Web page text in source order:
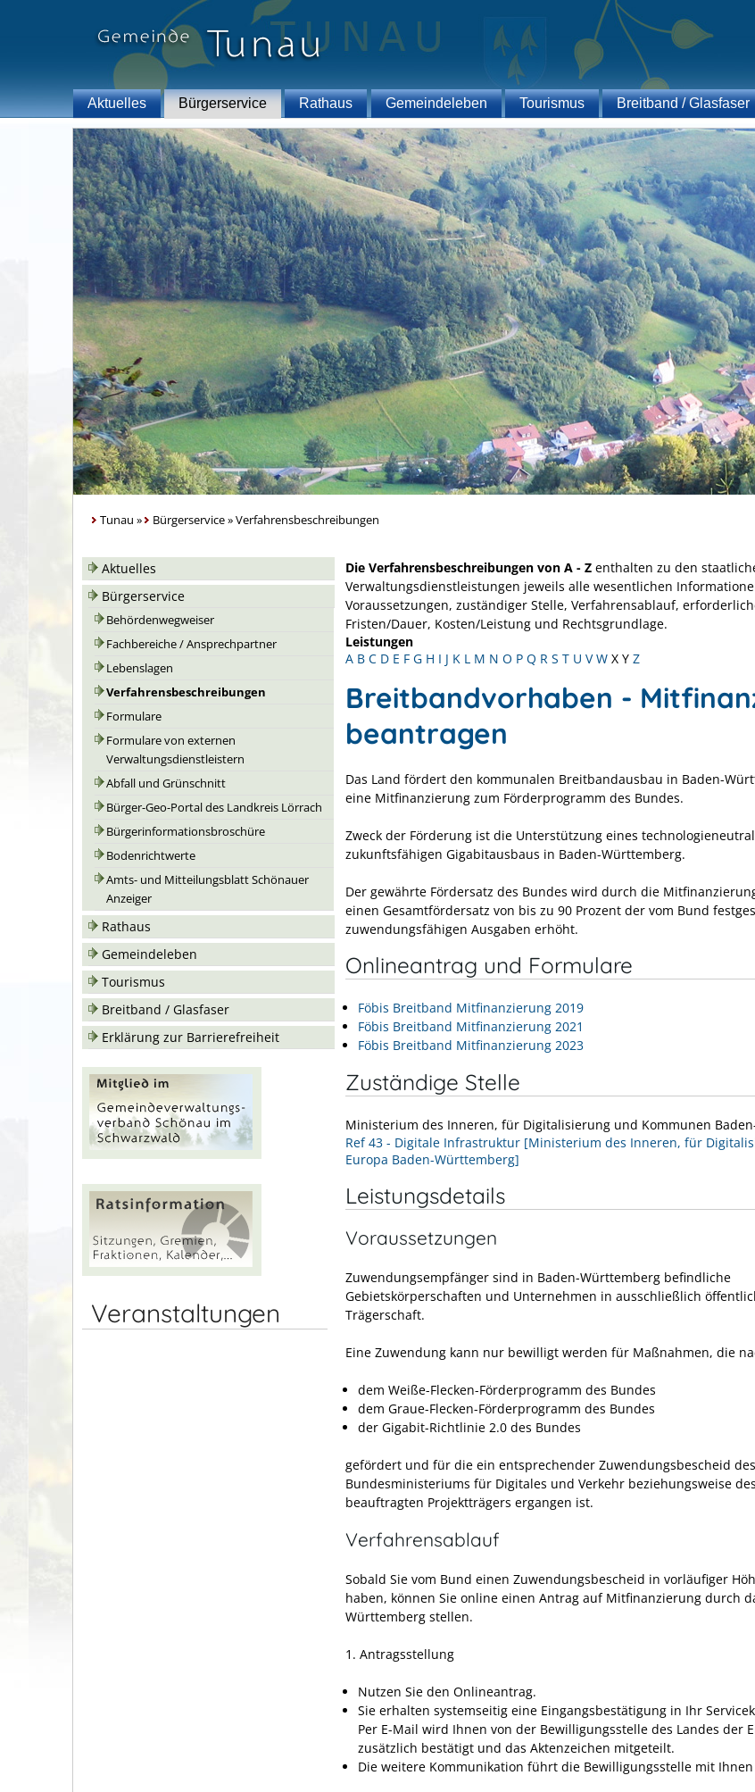
Aktuelles Bürgerservice Rathaus Gemeindeleben Tourismus Breitband / Glasfaser
Tunau » Bürgerservice»Verfahrensbeschreibungen
Aktuelles
Bürgerservice
Behördenwegweiser
Fachbereiche / Ansprechpartner
Lebenslagen
Verfahrensbeschreibungen
Formulare
Formulare von externen
Verwaltungsdienstleistern
Abfall und Grünschnitt
Bürger-Geo-Portal des Landkreis Lörrach
Bürgerinformationsbroschüre
Bodenrichtwerte
Amts- und Mitteilungsblatt Schönauer
Anzeiger
Rathaus
Gemeindeleben
Tourismus
Breitband / Glasfaser
Erklärung zur Barrierefreiheit
Veranstaltungen
Die Verfahrensbeschreibungen von A - Z enthalten zu den
Verwaltungsdienstleistungen jeweils alle wesentlichen
Voraussetzungen, zuständiger Stelle, Verfahrensablauf,
Fristen/Dauer, Kosten/Leistung und Rechtsgrundlage.
Leistungen
A B C D E F G H I J K L M N O P Q R S T U V W X Y Z
Breitbandvorhaben -
beantragen
Das Land fördert den kommunalen Breitbandausbau in Baden-
eine Mitfinanzierung zum Förderprogramm des Bundes.
Zweck der Förderung ist die Unterstützung eines
zukunftsfähigen Gigabitausbaus in Baden-Württemberg.
Der gewährte Fördersatz des Bundes wird durch die
einen Gesamtfördersatz von bis zu 90 Prozent der vom Bund
zuwendungsfähigen Ausgaben erhöht.
Onlineantrag und Formulare
Föbis Breitband Mitfinanzierung 2019
Föbis Breitband Mitfinanzierung 2021
Föbis Breitband Mitfinanzierung 2023
Zuständige Stelle
Ministerium des Inneren, für Digitalisierung und Kommunen
Ref 43 - Digitale Infrastruktur [Ministerium des Inneren, für
Europa Baden-Württemberg]
Leistungsdetails
Voraussetzungen
Zuwendungsempfänger sind in Baden-Württemberg befindliche
Gebietskörperschaften und Unternehmen in ausschließlich
Trägerschaft.
Eine Zuwendung kann nur bewilligt werden für Maßnahmen, die
dem Weiße-Flecken-Förderprogramm des Bundes
dem Graue-Flecken-Förderprogramm des Bundes
der Gigabit-Richtlinie 2.0 des Bundes
gefördert und für die ein entsprechender Zuwendungsbescheid des
Bundesministeriums für Digitales und Verkehr beziehungsweise
beauftragten Projektträgers ergangen ist.
Verfahrensablauf
Sobald Sie vom Bund einen Zuwendungsbescheid in vorläufiger
haben, können Sie online einen Antrag auf Mitfinanzierung durch
Württemberg stellen.
1. Antragsstellung
Nutzen Sie den Onlineantrag.
Sie erhalten systemseitig eine Eingangsbestätigung in Ihr
Per E-Mail wird Ihnen von der Bewilligungsstelle des Landes der
zusätzlich bestätigt und das Aktenzeichen mitgeteilt.
Die weitere Kommunikation führt die Bewilligungsstelle mit